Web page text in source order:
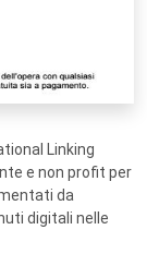
Linking
e non profit per
da
digitali nelle